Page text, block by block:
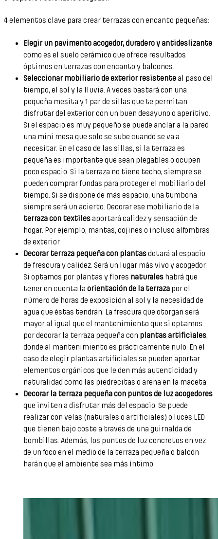
4 elementos clave para crear terrazas con encanto pequeñas:
Elegir un pavimento acogedor, duradero y antideslizante
como es el suelo cerámico que ofrece resultados
óptimos en terrazas con encanto y balcones.
Seleccionar mobiliario de exterior resistenteal paso del
tiempo, el sol y la lluvia. A veces bastará con una
pequeña mesita y 1 par de sillas que te permitan
disfrutar del exterior con un buen desayuno o aperitivo.
Si el espacio es muy pequeño se puede anclar a la pared
una mini mesa que solo se sube cuando se va a
necesitar. En el caso de las sillas, si la terraza es
pequeña es importante que sean plegables o ocupen
poco espacio. Si la terraza no tiene techo, siempre se
pueden comprar fundas para proteger el mobiliario del
tiempo. Si se dispone de más espacio, una tumbona
siempre será un acierto. Decorar ese mobiliario de la
terraza con textilesaportará calidez y sensación de
hogar. Por ejemplo, mantas, cojines o incluso alfombras
de exterior.
Decorar terraza pequeñacon plantasdotará al espacio
de frescura y calidez. Será un lugar más vivo y acogedor.
Si optamos por plantas y flores naturales habrá que
tener en cuenta la orientación de la terraza por el
número de horas de exposición al sol y la necesidad de
agua que éstas tendrán. La frescura que otorgan será
mayor al igual que el mantenimiento que si optamos
por decorar la terraza pequeña con plantas artificiales,
donde al mantenimiento es prácticamente nulo. En el
caso de elegir plantas artificiales se pueden aportar
elementos orgánicos que le den más autenticidad y
naturalidad como las piedrecitas o arena en la maceta.
Decorar la terraza pequeñacon puntos de luz acogedores
que inviten a disfrutar más del espacio. Se puede
realizar con velas (naturales o artificiales) o luces LED
que tienen bajo coste a través de una guirnalda de
bombillas. Además, los puntos de luz concretos en vez
de un foco en el medio de la terraza pequeña o balcón
harán que el ambiente sea más íntimo.